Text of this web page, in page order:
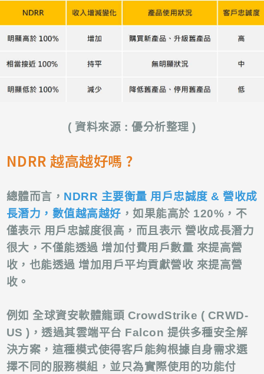
( 資料來源 : 優分析整理 )
NDRR 越高越好嗎 ?
總體而言， NDRR 主要衡量 用戶忠誠度 & 營收成
長潛力，數值越高越好 ，如果能高於 120%，不
僅表示 用戶忠誠度很高，而且表示 營收成長潛力
很大，不僅能透過 增加付費用戶數量 來提高營
收，也能透過 增加用戶平均貢獻營收 來提高營
收。
例如 全球資安軟體龍頭 CrowdStrike ( CRWD-
US )，透過其雲端平台 Falcon 提供多種安全解
決方案，這種模式使得客戶能夠根據自身需求選
擇不同的服務模組，並只為實際使用的功能付